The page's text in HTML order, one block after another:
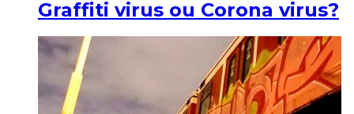
Graffiti virus ou Corona virus?